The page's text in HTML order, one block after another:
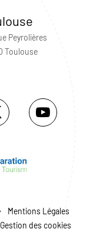
Peyrolières
Toulouse
Mentions Légales
Gestion des cookies